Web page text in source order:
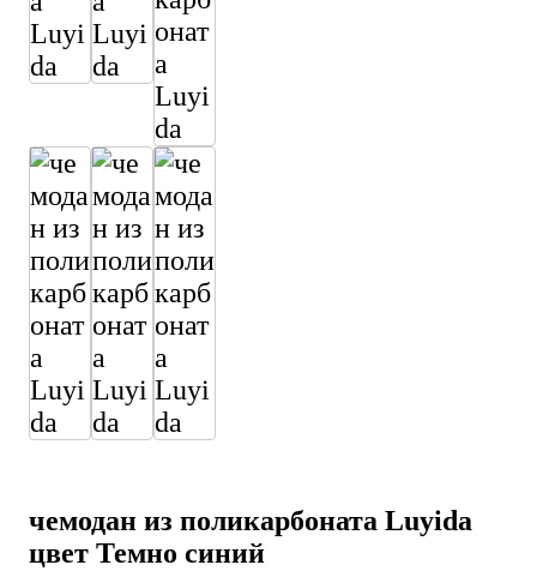
чемодан из поликарбоната Luyida
цвет Темно синий